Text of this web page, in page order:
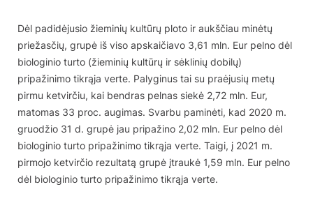
Dėl padidėjusio žieminių kultūrų ploto ir aukščiau minėtų
priežasčių, grupė iš viso apskaičiavo 3,61 mln. Eur pelno dėl
biologinio turto (žieminių kultūrų ir sėklinių dobilų)
pripažinimo tikrąja verte. Palyginus tai su praėjusių metų
pirmu ketvirčiu, kai bendras pelnas siekė 2,72 mln. Eur,
matomas 33 proc. augimas. Svarbu paminėti, kad 2020 m.
gruodžio 31 d. grupė jau pripažino 2,02 mln. Eur pelno dėl
biologinio turto pripažinimo tikrąja verte. Taigi, į 2021 m.
pirmojo ketvirčio rezultatą grupė įtraukė 1,59 mln. Eur pelno
dėl biologinio turto pripažinimo tikrąja verte.